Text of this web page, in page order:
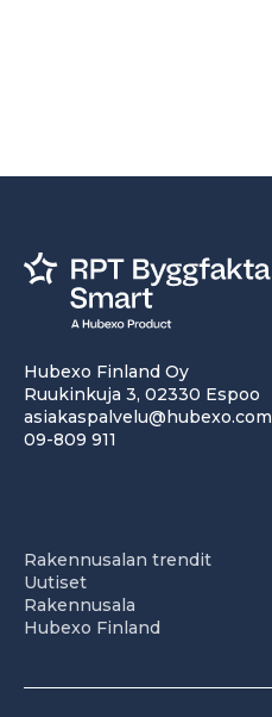
Hubexo Finland Oy
Ruukinkuja 3, 02330 Espoo
asiakaspalvelu@hubexo.com
09-809 911
Rakennusalan trendit
Uutiset
Rakennusala
Hubexo Finland